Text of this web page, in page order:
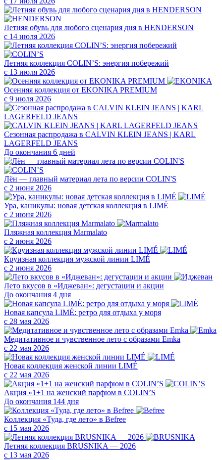
Летняя обувь для любого сценария дня в HENDERSON
с 14 июля 2026
Летняя коллекция COLIN’S: энергия побережий
с 13 июля 2026
Осенняя коллекция от EKONIKA PREMIUM
с 9 июля 2026
Сезонная распродажа в CALVIN KLEIN JEANS | KARL
LAGERFELD JEANS
До окончания 6 дней
Лён — главный материал лета по версии COLIN'S
с 2 июня 2026
Ура, каникулы: новая детская коллекция в LIMÉ
с 2 июня 2026
Пляжная коллекция Marmalato
с 2 июня 2026
Круизная коллекция мужской линии LIMÉ
с 2 июня 2026
Лето вкусов в «Иджеван»: дегустации и акции
До окончания 4 дня
Новая капсула LIMÉ: ретро для отдыха у моря
с 28 мая 2026
Медитативное и чувственное лето с образами Emka
с 22 мая 2026
Новая коллекция женской линии LIMÉ
с 22 мая 2026
Акция «1+1 на женский парфюм в COLIN’S
До окончания 144 дня
Коллекция «Туда, где лето» в Befree
с 15 мая 2026
Летняя коллекция BRUSNIKA — 2026
с 13 мая 2026